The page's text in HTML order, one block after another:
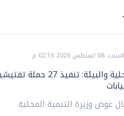
السبت، 08 اغسطس 2026 02:16 م
وزيرة التنمية المحلية والبيئة: تنفيذ 27
عوض وزيرة التنمية المحلية